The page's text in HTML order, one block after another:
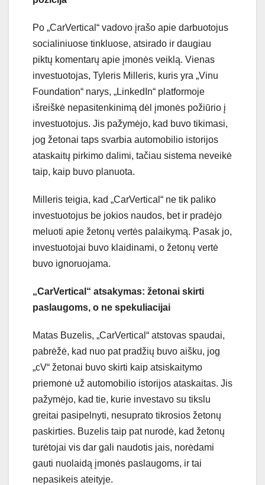
Po „CarVertical“ vadovo įrašo apie darbuotojus
socialiniuose tinkluose, atsirado ir daugiau
piktų komentarų apie įmonės veiklą. Vienas
investuotojas, Tyleris Milleris, kuris yra „Vinu
Foundation“ narys, „LinkedIn“ platformoje
išreiškė nepasitenkinimą dėl įmonės požiūrio į
investuotojus. Jis pažymėjo, kad buvo tikimasi,
jog žetonai taps svarbia automobilio istorijos
ataskaitų pirkimo dalimi, tačiau sistema neveikė
taip, kaip buvo planuota.
Milleris teigia, kad „CarVertical“ ne tik paliko
investuotojus be jokios naudos, bet ir pradėjo
meluoti apie žetonų vertės palaikymą. Pasak jo,
investuotojai buvo klaidinami, o žetonų vertė
buvo ignoruojama.
„CarVertical“ atsakymas: žetonai skirti
paslaugoms, o ne spekuliacijai
Matas Buzelis, „CarVertical“ atstovas spaudai,
pabrėžė, kad nuo pat pradžių buvo aišku, jog
„cV“ žetonai buvo skirti kaip atsiskaitymo
priemonė už automobilio istorijos ataskaitas. Jis
pažymėjo, kad tie, kurie investavo su tikslu
greitai pasipelnyti, nesuprato tikrosios žetonų
paskirties. Buzelis taip pat nurodė, kad žetonų
turėtojai vis dar gali naudotis jais, norėdami
gauti nuolaidą įmonės paslaugoms, ir tai
nepasikeis ateityje.